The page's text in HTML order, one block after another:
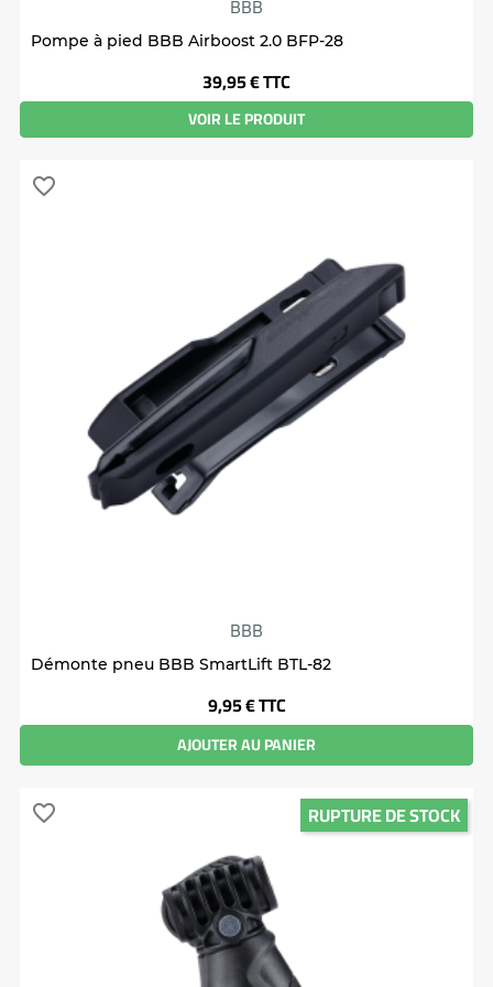
BBB
Pompe à pied BBB Airboost 2.0 BFP-28
Prix
39,95 €TTC
VOIR LE PRODUIT
BBB
Démonte pneu BBB SmartLift BTL-82
Prix
9,95 €TTC
AJOUTER AU PANIER
favorite_border
RUPTURE DE STOCK
favorite_border